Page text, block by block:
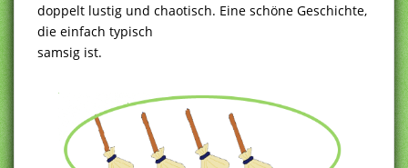
doppelt lustig und chaotisch. Eine schöne Geschichte,
die einfach typisch
samsig ist.